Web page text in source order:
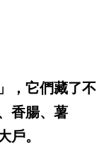
，它們藏了不
香腸、薯
戶。